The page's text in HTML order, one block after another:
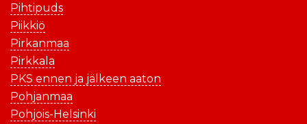
Pihtipuds
Piikkiö
Pirkanmaa
Pirkkala
PKS ennen ja jälkeen aaton
Pohjanmaa
Pohjois-Helsinki